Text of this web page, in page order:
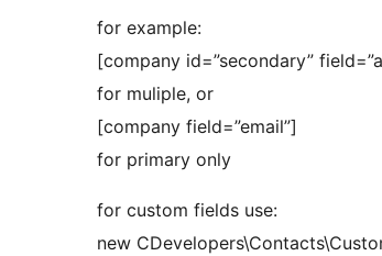
for example:
[company id=”secondary”
for muliple, or
[company field=”email”]
for primary only
for custom fields use:
new